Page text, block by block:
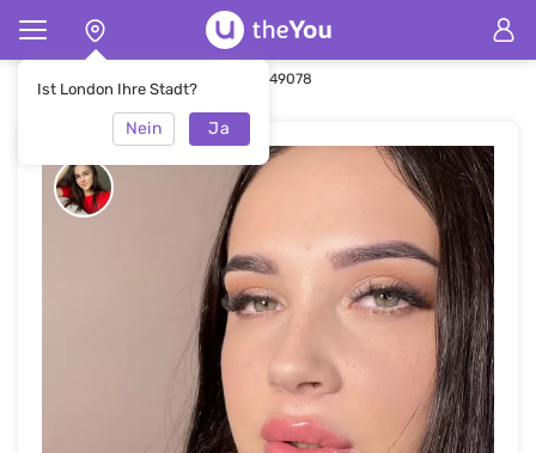
Ist London Ihre Stadt?
Nein Ja
Hauptseite Make-up Make-up #49078